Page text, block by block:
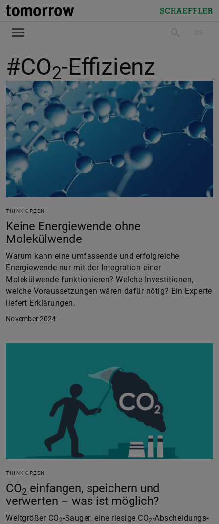
tomorrow
Schaeffler
suchenDE
#CO2-Effizienz
THINK GREEN
Keine Energiewende ohne
Molekülwende
Warum kann eine umfassende und erfolgreiche
Energiewende nur mit der Integration einer
Molekülwende funktionieren? Welche Investitionen,
welche Voraussetzungen wären dafür nötig? Ein Experte
liefert Erklärungen.
November 2024
THINK GREEN
CO2 einfangen, speichern und
verwerten – was ist möglich?
Weltgrößer CO2-Sauger, eine riesige CO2-Abscheidungs-